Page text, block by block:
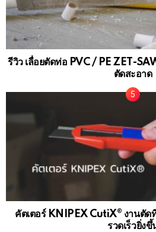
รีวิว เลื่อยตัดท่อ PVC / PE ZET-
ตัดสะอาด
คัตเตอร์ KNIPEX CutiX® งานตัด
รวดเร็วยิ่งขึ้